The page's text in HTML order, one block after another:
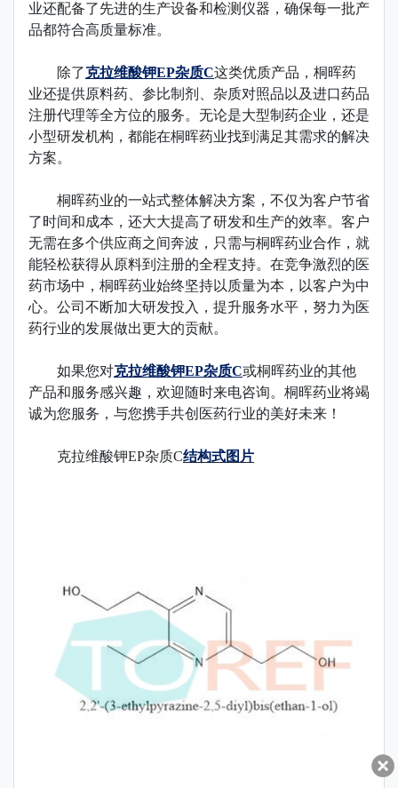
业还配备了先进的生产设备和检测仪器，确保每一批产
品都符合高质量标准。
除了克拉维酸钾EP杂质C这类优质产品，桐晖药
业还提供原料药、参比制剂、杂质对照品以及进口药品
注册代理等全方位的服务。无论是大型制药企业，还是
小型研发机构，都能在桐晖药业找到满足其需求的解决
方案。
桐晖药业的一站式整体解决方案，不仅为客户节省
了时间和成本，还大大提高了研发和生产的效率。客户
无需在多个供应商之间奔波，只需与桐晖药业合作，就
能轻松获得从原料到注册的全程支持。在竞争激烈的医
药市场中，桐晖药业始终坚持以质量为本，以客户为中
心。公司不断加大研发投入，提升服务水平，努力为医
药行业的发展做出更大的贡献。
如果您对克拉维酸钾EP杂质C或桐晖药业的其他
产品和服务感兴趣，欢迎随时来电咨询。桐晖药业将竭
诚为您服务，与您携手共创医药行业的美好未来！
克拉维酸钾EP杂质C结构式图片